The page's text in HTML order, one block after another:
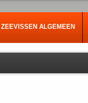
ZEEVISSEN ALGEMEEN